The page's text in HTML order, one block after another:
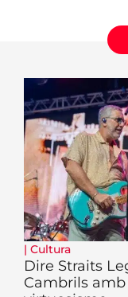
| Cultura
Dire Straits
Cambrils